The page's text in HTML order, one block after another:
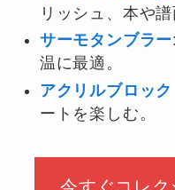
リッシュ、本や
サーモタンブラー
温に最適。
アクリルブロック
ートを楽しむ。